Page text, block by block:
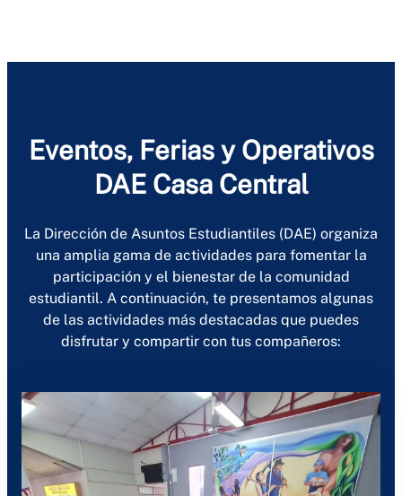
Eventos, Ferias y Operativos
DAE Casa Central
La Dirección de Asuntos Estudiantiles (DAE) organiza
una amplia gama de actividades para fomentar la
participación y el bienestar de la comunidad
estudiantil. A continuación, te presentamos algunas
de las actividades más destacadas que puedes
disfrutar y compartir con tus compañeros: